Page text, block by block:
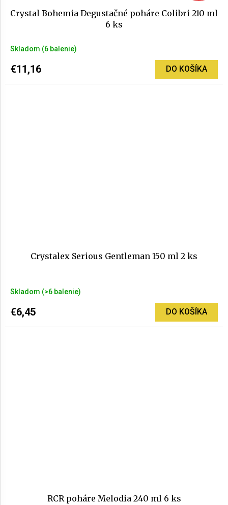
Crystal Bohemia Degustačné poháre Colibri 210 ml
6 ks
hodnotenie
produktu
je
5,0
Skladom (6 balenie)
€11,16 DO KOŠÍKA
Crystalex Serious Gentleman 150 ml 2 ks
hodnotenie
produktu
je
5,0
Skladom (>6 balenie)
€6,45 DO KOŠÍKA
RCR poháre Melodia 240 ml 6 ks